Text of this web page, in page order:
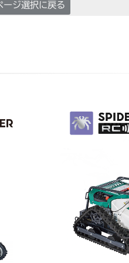
ージ選択に戻る